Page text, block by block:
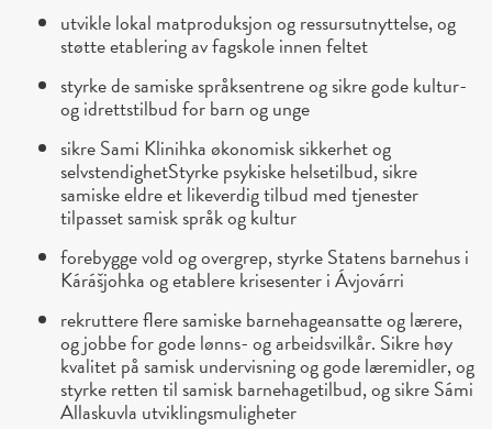
utvikle lokal matproduksjon og ressursutnyttelse, og
støtte etablering av fagskole innen feltet
styrke de samiske språksentrene og sikre gode kultur-
og idrettstilbud for barn og unge
sikre Sami Klinihka økonomisk sikkerhet og
selvstendighetStyrke psykiske helsetilbud, sikre
samiske eldre et likeverdig tilbud med tjenester
tilpasset samisk språk og kultur
forebygge vold og overgrep, styrke Statens barnehus i
Kárášjohka og etablere krisesenter i Ávjovárri
rekruttere flere samiske barnehageansatte og lærere,
og jobbe for gode lønns- og arbeidsvilkår. Sikre høy
kvalitet på samisk undervisning og gode læremidler, og
styrke retten til samisk barnehagetilbud, og sikre Sámi
Allaskuvla utviklingsmuligheter